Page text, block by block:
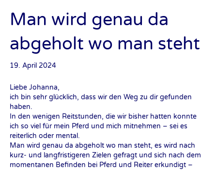
Man wird genau da
abgeholt wo man steht
19. April 2024
Liebe Johanna,
ich bin sehr glücklich, dass wir den Weg zu dir gefunden
haben.
In den wenigen Reitstunden, die wir bisher hatten konnte
ich so viel für mein Pferd und mich mitnehmen – sei es
reiterlich oder mental.
Man wird genau da abgeholt wo man steht, es wird nach
kurz- und langfristigeren Zielen gefragt und sich nach dem
momentanen Befinden bei Pferd und Reiter erkundigt –